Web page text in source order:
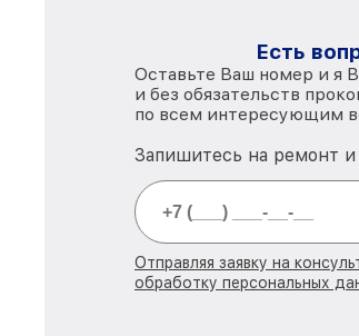
Есть
Оставьте Ваш номер и я
и без обязательств
по всем интересующим
Запишитесь на ремонт и
Отправляя заявку на
обработку персональных